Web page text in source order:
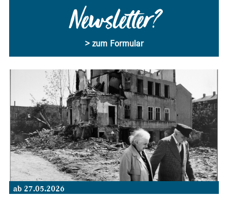
Newsletter?
> zum Formular
ab 27.05.2026